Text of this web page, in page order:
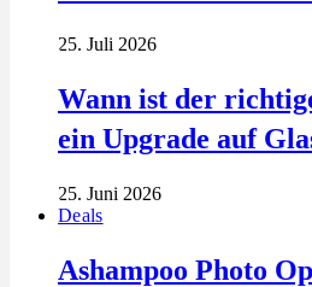
25. Juli 2026
Wann ist der
ein Upgrade auf
25. Juni 2026
Deals
Ashampoo Photo